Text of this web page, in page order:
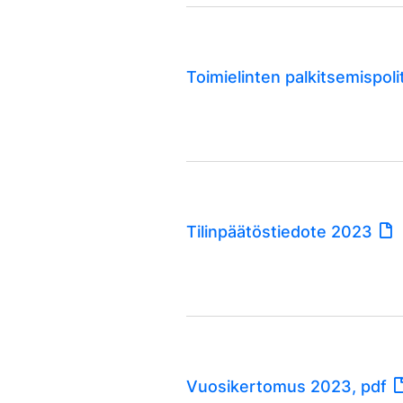
Toimielinten
Tilinpäätöstiedote 2023
Vuosikertomus 2023, pdf